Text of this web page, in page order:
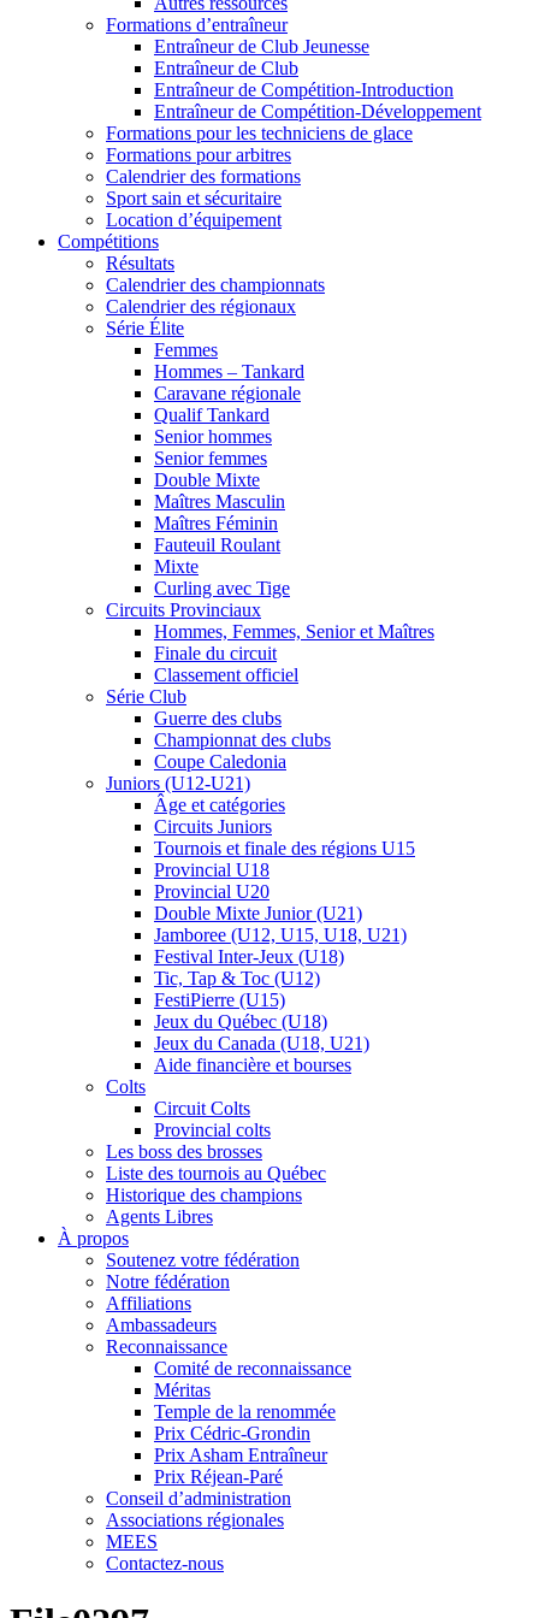
Formations d’entraîneur
Entraîneur de Club Jeunesse
Entraîneur de Club
Entraîneur de Compétition-Introduction
Entraîneur de Compétition-Développement
Formations pour les techniciens de glace
Formations pour arbitres
Calendrier des formations
Sport sain et sécuritaire
Location d’équipement
Compétitions
Résultats
Calendrier des championnats
Calendrier des régionaux
Série Élite
Femmes
Hommes – Tankard
Caravane régionale
Qualif Tankard
Senior hommes
Senior femmes
Double Mixte
Maîtres Masculin
Maîtres Féminin
Fauteuil Roulant
Mixte
Curling avec Tige
Circuits Provinciaux
Hommes, Femmes, Senior et Maîtres
Finale du circuit
Classement officiel
Série Club
Guerre des clubs
Championnat des clubs
Coupe Caledonia
Juniors (U12-U21)
Âge et catégories
Circuits Juniors
Tournois et finale des régions U15
Provincial U18
Provincial U20
Double Mixte Junior (U21)
Jamboree (U12, U15, U18, U21)
Festival Inter-Jeux (U18)
Tic, Tap & Toc (U12)
FestiPierre (U15)
Jeux du Québec (U18)
Jeux du Canada (U18, U21)
Aide financière et bourses
Colts
Circuit Colts
Provincial colts
Les boss des brosses
Liste des tournois au Québec
Historique des champions
Agents Libres
À propos
Soutenez votre fédération
Notre fédération
Affiliations
Ambassadeurs
Reconnaissance
Comité de reconnaissance
Méritas
Temple de la renommée
Prix Cédric-Grondin
Prix Asham Entraîneur
Prix Réjean-Paré
Conseil d’administration
Associations régionales
MEES
Contactez-nous